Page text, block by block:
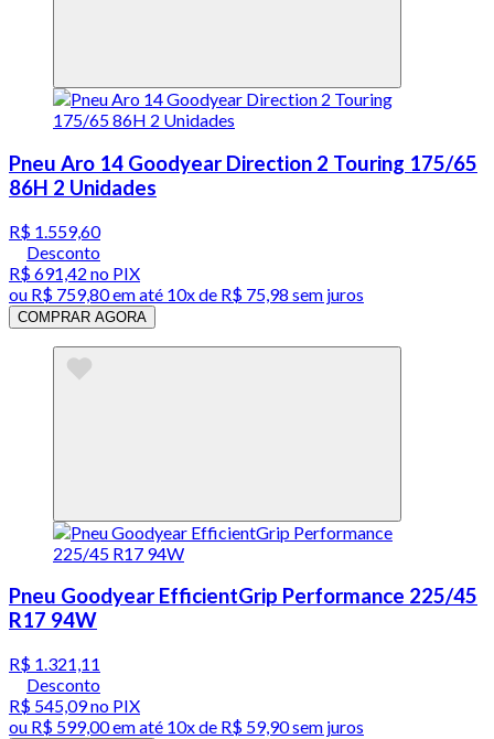
Pneu Aro 14 Goodyear Direction 2 Touring 175/65
86H 2 Unidades
R$ 1.559,60
Desconto
R$ 691,42 no PIX
ou R$ 759,80em até 10x de R$ 75,98 sem juros
COMPRAR AGORA
Pneu Goodyear EfficientGrip Performance 225/45
R17 94W
R$ 1.321,11
Desconto
R$ 545,09no PIX
ou R$ 599,00em até 10x de R$ 59,90 sem juros